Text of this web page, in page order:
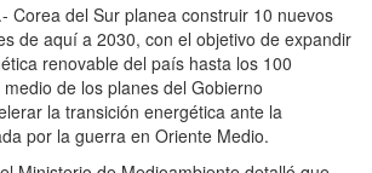
Corea del Sur planea construir 10 nuevos
de aquí a 2030, con el objetivo de expandir
renovable del país hasta los 100
de los planes del Gobierno
la transición energética ante la
por la guerra en Oriente Medio.